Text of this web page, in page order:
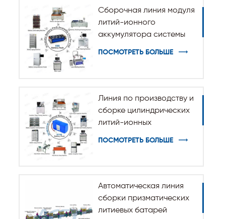
Сборочная линия модуля
литий-ионного
аккумулятора системы
ПОСМОТРЕТЬ БОЛЬШЕ
Линия по производству и
сборке цилиндрических
литий-ионных
ПОСМОТРЕТЬ БОЛЬШЕ
Автоматическая линия
сборки призматических
литиевых батарей